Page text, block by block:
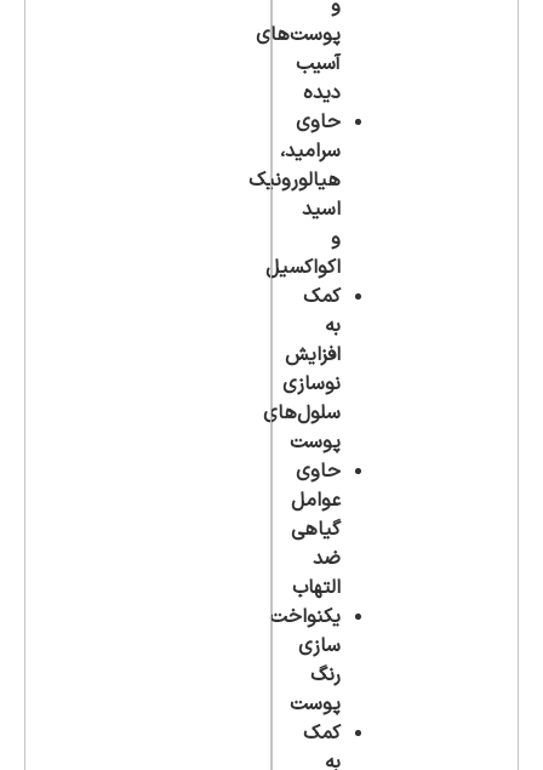
و
پوست‌‌های
آسیب
دیده
حاوی
سرامید،
هیالورونیک
اسید
و
اکواکسیل
کمک
به
افزایش
نوسازی
سلول‌های
پوست
حاوی
عوامل
گیاهی
ضد
التهاب
یکنواخت
سازی
رنگ
پوست
کمک
به